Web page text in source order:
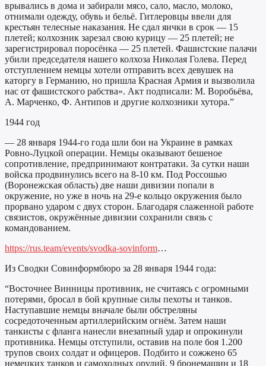
врывались в дома и забирали мясо, сало, масло, молоко,
отнимали одежду, обувь и бельё. Гитлеровцы ввели для
крестьян телесные наказания. Не сдал яички в срок — 15
плетей; колхозник зарезал свою курицу — 25 плетей; не
зарегистрировал поросёнка — 25 плетей. Фашистские палачи
убили председателя нашего колхоза Николая Голева. Перед
отступлением немцы хотели отправить всех девушек на
каторгу в Германию, но пришла Красная Армия и вызволила
нас от фашистского рабства». Акт подписали: М. Воробьёва,
А. Марченко, Ф. Антипов и другие колхозники хутора.”
1944 год
— 28 января 1944-го года шли бои на Украине в рамках
Ровно-Луцкой операции. Немцы оказывают бешеное
сопротивление, предпринимают контратаки. За сутки наши
войска продвинулись всего на 8-10 км. Под Россошью
(Воронежская область) две наши дивизии попали в
окружение, но уже в ночь на 29-е кольцо окружения было
прорвано ударом с двух сторон. Благодаря слаженной работе
связистов, окружённые дивизии сохранили связь с
командованием.
https://rus.team/events/svodka-sovinform…
Из Сводки Совинформбюро за 28 января 1944 года:
“Восточнее Винницы противник, не считаясь с огромными
потерями, бросал в бой крупные силы пехоты и танков.
Наступавшие немцы вначале были обстреляны
сосредоточенным артиллерийским огнём. Затем наши
танкисты с фланга нанесли внезапный удар и опрокинули
противника. Немцы отступили, оставив на поле боя 1.200
трупов своих солдат и офицеров. Подбито и сожжено 65
немецких танков и самоходных орудий, 9 бронемашин и 18